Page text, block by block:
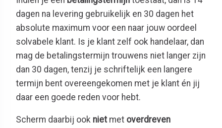
dagen na levering gebruikelijk en 30 dagen het
absolute maximum voor een naar jouw oordeel
solvabele klant. Is je klant zelf ook handelaar, dan
mag de betalingstermijn trouwens niet langer zijn
dan 30 dagen, tenzij je schriftelijk een langere
termijn bent overeengekomen met je klant én jij
daar een goede reden voor hebt.
Scherm daarbij ook niet met overdreven